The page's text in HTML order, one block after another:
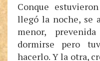
Conque
llegó la noche, se
menor,
dormirse pero
hacerlo. Y la otra,